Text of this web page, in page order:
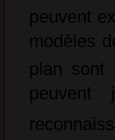
peuvent
modèles
plan sont
peuvent